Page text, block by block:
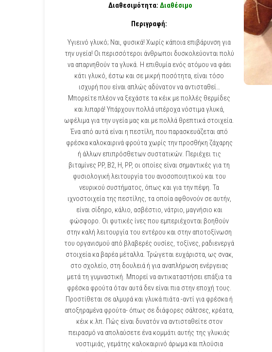
Διαθεσιμότητα: Διαθέσιμο
Περιγραφή:
Υγιεινό γλυκό; Ναι, φυσικά! Χωρίς κάποια επιβάρυνση για
την υγεία! Οι περισσότεροι άνθρωποι δυσκολεύονται πολύ
να απαρνηθούν τα γλυκά. Η επιθυμία ενός ατόμου να φάει
κάτι γλυκό, έστω και σε μικρή ποσότητα, είναι τόσο
ισχυρή που είναι απλώς αδύνατον να αντισταθεί…
Μπορείτε πλέον να ξεχάστε τα κέικ με πολλές θερμίδες
και λιπαρά! Υπάρχουν πολλά υπέροχα νόστιμα γλυκά,
ωφέλιμα για την υγεία μας και με πολλά θρεπτικά στοιχεία.
Ένα από αυτά είναι η πεστίλη, που παρασκευάζεται από
φρέσκα καλοκαιρινά φρούτα χωρίς την προσθήκη ζάχαρης
ή άλλων επιπρόσθετων συστατικών. Περιέχει τις
βιταμίνες PP, B2, Η, PP, οι οποίες είναι σημαντικές για τη
φυσιολογική λειτουργία του ανοσοποιητικού και του
νευρικού συστήματος, όπως και για την πέψη. Τα
ιχνοστοιχεία της πεστίλης, τα οποία αφθονούν σε αυτήν,
είναι σίδηρο, κάλιο, ασβέστιο, νάτριο, μαγνήσιο και
φώσφορο. Οι φυτικές ίνες που εμπεριέχονται βοηθούν
στην καλή λειτουργία του εντέρου και στην αποτοξίνωση
του οργανισμού από βλαβερές ουσίες, τοξίνες, ραδιενεργά
στοιχεία κα βαρέα μέταλλα. Τρώγεται ευχάριστα, ως σνακ,
στο σχολείο, στη δουλειά ή για αναπλήρωση ενέργειας
μετά τη γυμναστική. Μπορεί να αντικαταστήσει επάξια τα
φρέσκα φρούτα όταν αυτά δεν είναι πια στην εποχή τους.
Προστίθεται σε αλμυρά και γλυκά πιάτα -αντί για φρέσκα ή
αποξηραμένα φρούτα- όπως σε διάφορες σάλτσες, κρέατα,
κέικ κ.λπ. Πώς είναι δυνατόν να αντισταθείτε στον
πειρασμό να απολαύσετε ένα κομμάτι αυτής της γλυκιάς
νοστιμιάς, γεμάτης καλοκαιρινό άρωμα και πλούσια